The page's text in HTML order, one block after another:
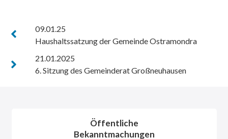
09.01.25
Haushaltssatzung der Gemeinde Ostramondra
21.01.2025
6. Sitzung des Gemeinderat Großneuhausen
Öffentliche
Bekanntmachungen